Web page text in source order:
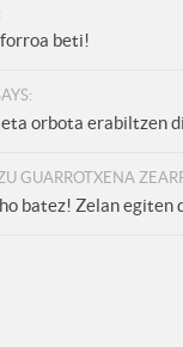
beti!
orbota erabiltzen
GUARROTXENA
batez! Zelan egiten